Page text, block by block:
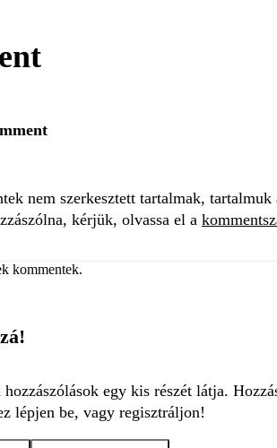
nem szerkesztett tartalmak,
kérjük, olvassa el a
kommentek.
hozzászólások egy kis részét látja.
lépjen be, vagy regisztráljon!